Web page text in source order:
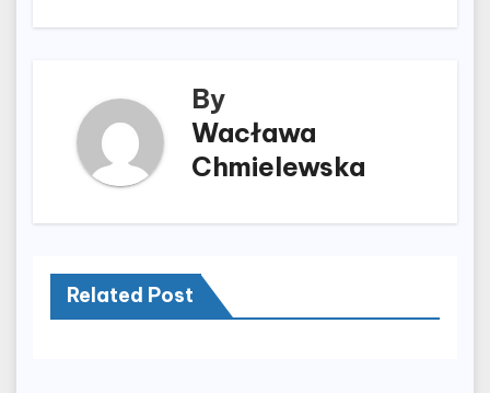
By
Wacława
Chmielewska
Related Post